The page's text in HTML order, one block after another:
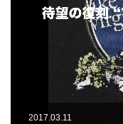
2017.03.11